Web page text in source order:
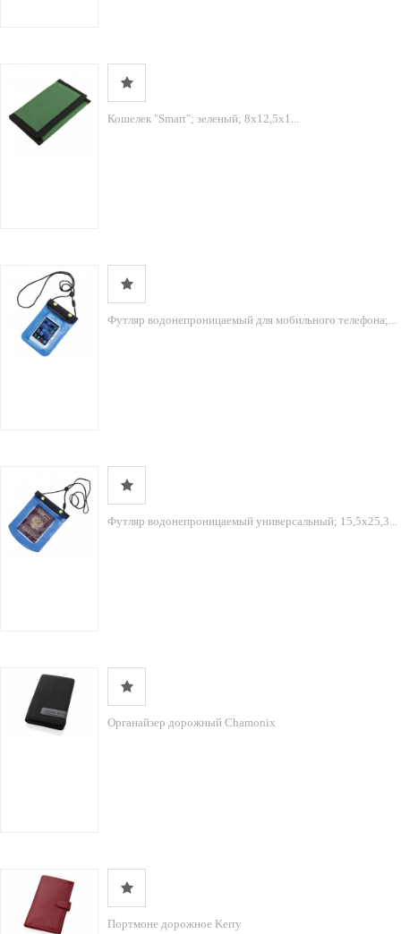
Кошелек "Smart"; зеленый; 8х12,5х1...
Футляр водонепроницаемый для мобильного телефона;...
Футляр водонепроницаемый универсальный; 15,5х25,3...
Органайзер дорожный Chamonix
Портмоне дорожное Kerry